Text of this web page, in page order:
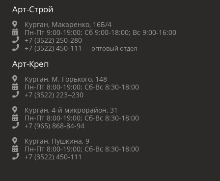
Арт-Строй
Курган, Макаренко, 16Б/4
Пн-Пт 9:00-19:00; Сб 9:00-18:00; Вс 9:00-16:00
+7 (3522) 250-280
+7 (3522) 450-111
оптовый отдел
Арт-Креп
Курган, М. Горького, 148
Пн-Пт 8:00-19:00; Сб-Вс 8:30-18:00
+7 (3522) 223‒230
Курган, 4-й микрорайон, 31
Пн-Пт 8:00-19:00; Сб-Вс 8:30-18:00
+7 (965) 868-84-94
Курган, Пушкина, 9
Пн-Пт 8:00-19:00; Сб-Вс 8:30-18:00
+7 (3522) 450-111